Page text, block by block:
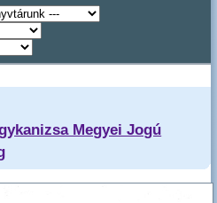
Megyei Jogú